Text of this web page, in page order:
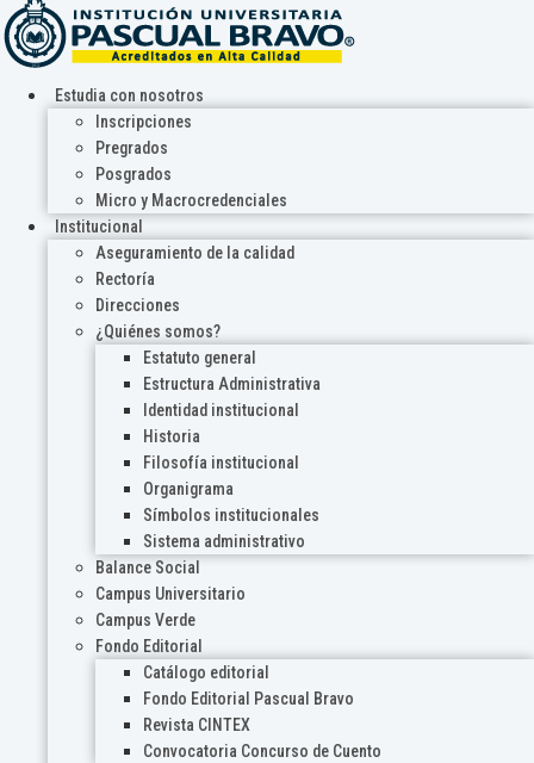
Estudia con nosotros
Inscripciones
Pregrados
Posgrados
Micro y Macrocredenciales
Institucional
Aseguramiento de la calidad
Rectoría
Direcciones
¿Quiénes somos?
Estatuto general
Estructura Administrativa
Identidad institucional
Historia
Filosofía institucional
Organigrama
Símbolos institucionales
Sistema administrativo
Balance Social
Campus Universitario
Campus Verde
Fondo Editorial
Catálogo editorial
Fondo Editorial Pascual Bravo
Revista CINTEX
Convocatoria Concurso de Cuento